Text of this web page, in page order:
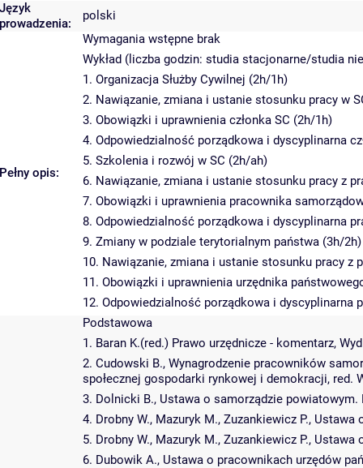
Język
prowadzenia:
polski
Pełny opis:
Wymagania wstępne brak
Wykład (liczba godzin: studia stacjonarne/studia
1. Organizacja Służby Cywilnej (2h/1h)
2. Nawiązanie, zmiana i ustanie stosunku pracy w
3. Obowiązki i uprawnienia członka SC (2h/1h)
4. Odpowiedzialność porządkowa i dyscyplinarna
5. Szkolenia i rozwój w SC (2h/ah)
6. Nawiązanie, zmiana i ustanie stosunku pracy z
7. Obowiązki i uprawnienia pracownika
8. Odpowiedzialność porządkowa i dyscyplinarna
9. Zmiany w podziale terytorialnym państwa (3h/2h)
10. Nawiązanie, zmiana i ustanie stosunku pracy
11. Obowiązki i uprawnienia urzędnika
12. Odpowiedzialność porządkowa i
Podstawowa
1. Baran K.(red.) Prawo urzędnicze - komentarz,
2. Cudowski B., Wynagrodzenie pracowników
społecznej gospodarki rynkowej i demokracji, red.
3. Dolnicki B., Ustawa o samorządzie powiatowym.
4. Drobny W., Mazuryk M., Zuzankiewicz P.,
5. Drobny W., Mazuryk M., Zuzankiewicz P.,
6. Dubowik A., Ustawa o pracownikach urzędów